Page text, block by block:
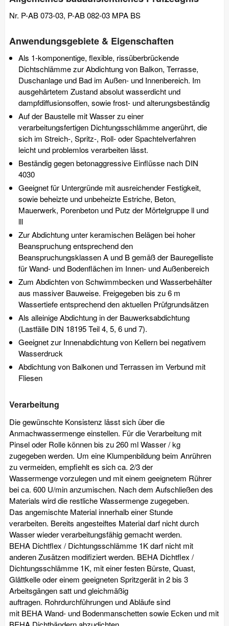
Nr. P-AB 073-03, P-AB 082-03 MPA BS
Anwendungsgebiete & Eigenschaften
Als 1-komponentige, flexible, rissüberbrückende
Dichtschlämme zur Abdichtung von Balkon, Terrasse,
Duschanlage und Bad im Außen- und Innenbereich. Im
ausgehärtetem Zustand absolut wasserdicht und
dampfdiffusionsoffen, sowie frost- und alterungsbeständig
Auf der Baustelle mit Wasser zu einer
verarbeitungsfertigen Dichtungsschlämme angerührt, die
sich im Streich-, Spritz-, Roll- oder Spachtelverfahren
leicht und problemlos verarbeiten lässt.
Beständig gegen betonaggressive Einflüsse nach DIN
4030
Geeignet für Untergründe mit ausreichender Festigkeit,
sowie beheizte und unbeheizte Estriche, Beton,
Mauerwerk, Porenbeton und Putz der Mörtelgruppe ll und
lll
Zur Abdichtung unter keramischen Belägen bei hoher
Beanspruchung entsprechend den
Beanspruchungsklassen A und B gemäß der Bauregelliste
für Wand- und Bodenflächen im Innen- und Außenbereich
Zum Abdichten von Schwimmbecken und Wasserbehälter
aus massiver Bauweise. Freigegeben bis zu 6 m
Wassertiefe entsprechend den aktuellen Prüfgrundsätzen
Als alleinige Abdichtung in der Bauwerksabdichtung
(Lastfälle DIN 18195 Teil 4, 5, 6 und 7).
Geeignet zur Innenabdichtung von Kellern bei negativem
Wasserdruck
Abdichtung von Balkonen und Terrassen im Verbund mit
Fliesen
Verarbeitung
Die gewünschte Konsistenz lässt sich über die
Anmachwassermenge einstellen. Für die Verarbeitung mit
Pinsel oder Rolle können bis zu 260 ml Wasser / kg
zugegeben werden. Um eine Klumpenbildung beim Anrühren
zu vermeiden, empfiehlt es sich ca. 2/3 der
Wassermenge vorzulegen und mit einem geeignetem Rührer
bei ca. 600 U/min anzumischen. Nach dem Aufschließen des
Materials wird die restliche Wassermenge zugegeben.
Das angemischte Material innerhalb einer Stunde
verarbeiten. Bereits angesteiftes Material darf nicht durch
Wasser wieder verarbeitungsfähig gemacht werden.
BEHA Dichtflex / Dichtungsschlämme 1K darf nicht mit
anderen Zusätzen modifiziert werden. BEHA Dichtflex /
Dichtungsschlämme 1K, mit einer festen Bürste, Quast,
Glättkelle oder einem geeigneten Spritzgerät in 2 bis 3
Arbeitsgängen satt und gleichmäßig
auftragen. Rohrdurchführungen und Abläufe sind
mit BEHA Wand- und Bodenmanschetten sowie Ecken und mit